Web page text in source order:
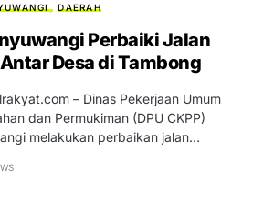
DAERAH
Perbaiki Jalan
Desa di Tambong
– Dinas Pekerjaan Umum
dan Permukiman (DPU CKPP)
melakukan perbaikan jalan…